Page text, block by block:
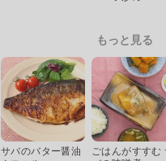
もっと見る
サバのバター醤油
ごはんがすすむ